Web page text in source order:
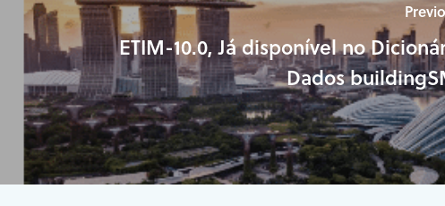
ETIM-10.0, Já disponível no
Dados